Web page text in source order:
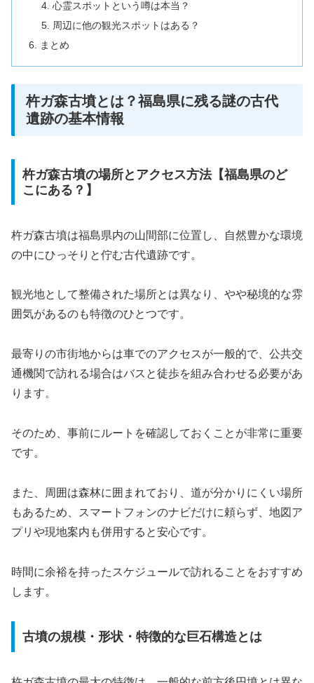
心霊スポットという噂は本当？
周辺に他の観光スポットはある？
まとめ
杵ガ森古墳とは？福島県に残る謎の古代
遺跡の基本情報
杵ガ森古墳の場所とアクセス方法【福島県のど
こにある？】
杵ガ森古墳は福島県内の山間部に位置し、自然豊かな環境
の中にひっそりと佇む古代遺跡です。
観光地として整備された場所とは異なり、やや秘境的な雰
囲気があるのも特徴のひとつです。
最寄りの市街地からは車でのアクセスが一般的で、公共交
通機関で訪れる場合はバスと徒歩を組み合わせる必要があ
ります。
そのため、事前にルートを確認しておくことが非常に重要
です。
また、周囲は森林に囲まれており、道が分かりにくい場所
もあるため、スマートフォンのナビだけに頼らず、地図ア
プリや現地案内も併用すると安心です。
時間に余裕を持ったスケジュールで訪れることをおすすめ
します。
古墳の規模・形状・特徴的な巨石構造とは